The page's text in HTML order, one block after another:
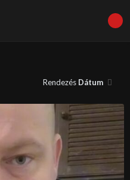
Rendezés Dátum